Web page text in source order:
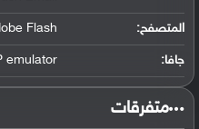
المتصفح: Flash
جافا: emulator
‏متفرقات‏